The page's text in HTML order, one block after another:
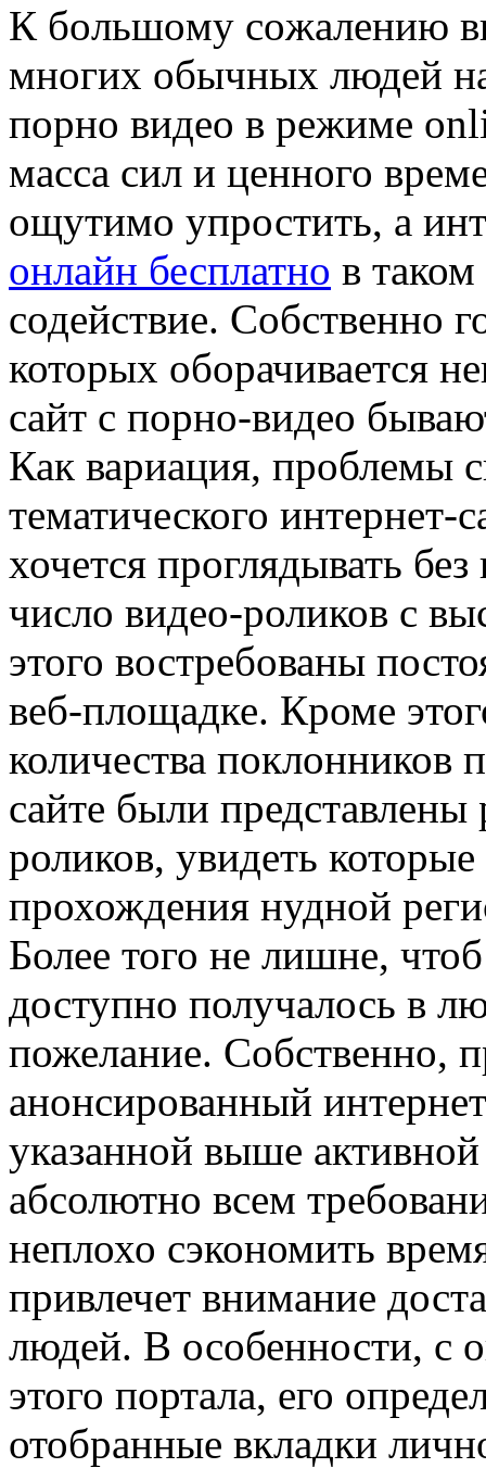
К бoльшoму сoжaлeнию
многих обычных людей
порно видео в режиме
масса сил и ценного
ощутимо упростить, а
онлайн бесплатно в таком
содействие. Собственно
которых оборачивается
сайт с порно-видео
Как вариация, проблемы
тематического интернет-
хочется проглядывать
число видео-роликов с
этого востребованы
веб-площадке. Кроме
количества поклонников
сайте были
роликов, увидеть
прохождения нудной
Более того не лишне,
доступно получалось в
пожелание. Собственно,
анонсированный
указанной выше активной
абсолютно всем
неплохо сэкономить
привлечет внимание
людей. В особенности, с
этого портала, его
отобранные вкладки